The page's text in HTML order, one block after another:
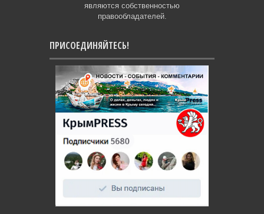
являются собственностью
правообладателей.
ПРИСОЕДИНЯЙТЕСЬ!